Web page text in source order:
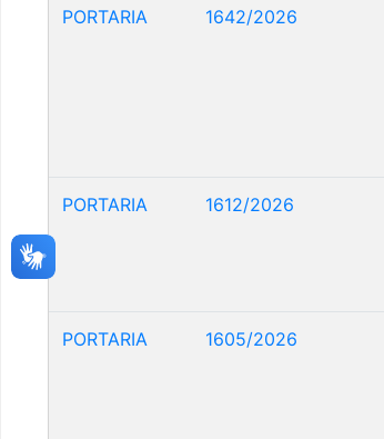
PORTARIA 1642/2026
PORTARIA 1612/2026
PORTARIA 1605/2026